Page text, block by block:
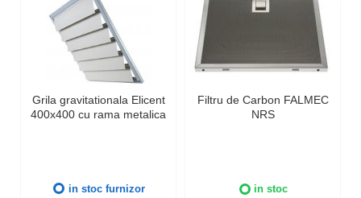
Grila gravitationala Elicent
400x400 cu rama metalica
in stoc furnizor
Filtru de Carbon FALMEC
NRS
in stoc